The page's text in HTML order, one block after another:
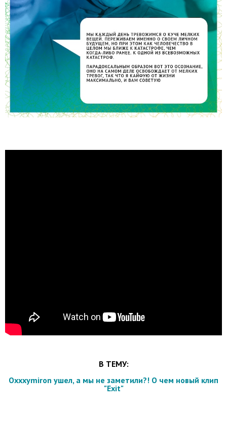
В ТЕМУ:
Oxxxymiron ушел, а мы не заметили?! О чем новый клип
"Exit"